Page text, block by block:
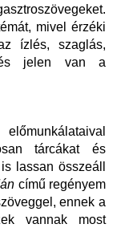
mivel érzéki
ízlés, szaglás,
jelen van a
tárcákat és
lassan összeáll
című regényem
ennek a
vannak most